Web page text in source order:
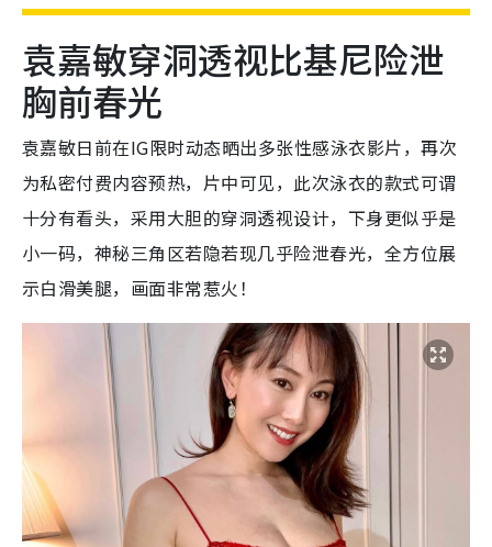
袁嘉敏穿洞透视比基尼险泄
胸前春光
袁嘉敏日前在IG限时动态晒出多张性感泳衣影片，再次
为私密付费内容预热，片中可见，此次泳衣的款式可谓
十分有看头，采用大胆的穿洞透视设计，下身更似乎是
小一码，神秘三角区若隐若现几乎险泄春光，全方位展
示白滑美腿，画面非常惹火！